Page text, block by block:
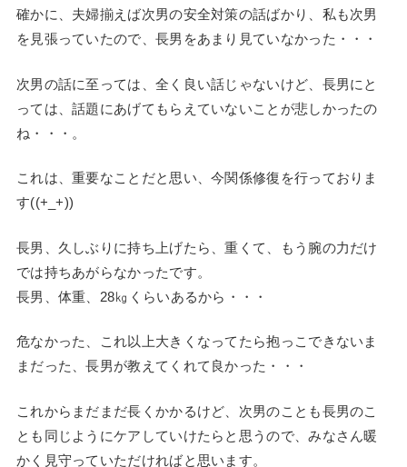
確かに、夫婦揃えば次男の安全対策の話ばかり、私も次男
を見張っていたので、長男をあまり見ていなかった・・・
次男の話に至っては、全く良い話じゃないけど、長男にと
っては、話題にあげてもらえていないことが悲しかったの
ね・・・。
これは、重要なことだと思い、今関係修復を行っておりま
す((+_+))
長男、久しぶりに持ち上げたら、重くて、もう腕の力だけ
では持ちあがらなかったです。
長男、体重、28㎏くらいあるから・・・
危なかった、これ以上大きくなってたら抱っこできないま
まだった、長男が教えてくれて良かった・・・
これからまだまだ長くかかるけど、次男のことも長男のこ
とも同じようにケアしていけたらと思うので、みなさん暖
かく見守っていただければと思います。